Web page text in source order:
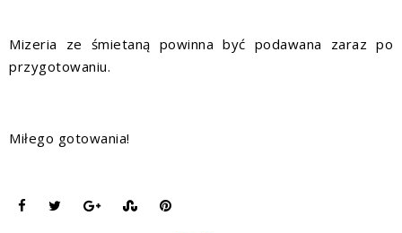
Mizeria ze śmietaną powinna być podawana zaraz po
przygotowaniu.
Miłego gotowania!